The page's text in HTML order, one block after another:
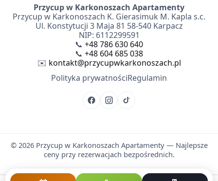
Przycup w Karkonoszach Apartamenty
Przycup w Karkonoszach K. Gierasimuk M. Kapla s.c.
Ul. Konstytucji 3 Maja 81 58-540 Karpacz
NIP: 6112299591
📞 +48 786 630 640
📞 +48 604 685 038
✉️ kontakt@przycupwkarkonoszach.pl
Polityka prywatnościRegulamin
© 2026Przycup w Karkonoszach Apartamenty — Najlepsze
ceny przy rezerwacjach bezpośrednich.